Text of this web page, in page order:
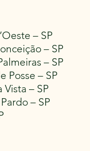
– SP
– SP
– SP
Posse – SP
– SP
– SP